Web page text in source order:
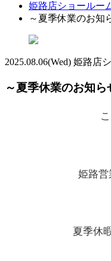
姫路店ショールー
～夏季休業のお知
2025.08.06(Wed) 姫路店
～夏季休業のお知ら
姫路営
夏季休